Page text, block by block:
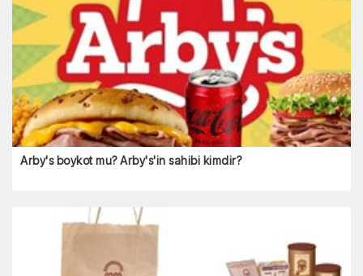
Arby's boykot mu? Arby's'in sahibi kimdir?